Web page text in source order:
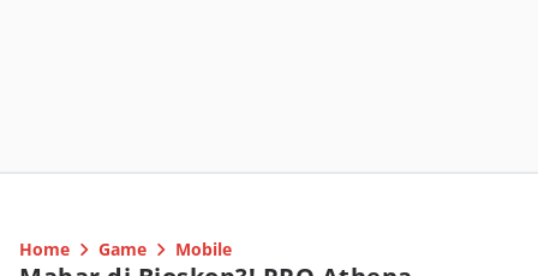
Home Game Mobile